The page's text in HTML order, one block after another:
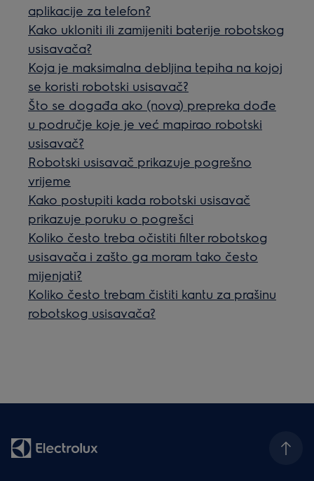
aplikacije za telefon?
Kako ukloniti ili zamijeniti baterije robotskog
usisavača?
Koja je maksimalna debljina tepiha na kojoj
se koristi robotski usisavač?
Što se događa ako (nova) prepreka dođe
u područje koje je već mapirao robotski
usisavač?
Robotski usisavač prikazuje pogrešno
vrijeme
Kako postupiti kada robotski usisavač
prikazuje poruku o pogrešci
Koliko često treba očistiti filter robotskog
usisavača i zašto ga moram tako često
mijenjati?
Koliko često trebam čistiti kantu za prašinu
robotskog usisavača?